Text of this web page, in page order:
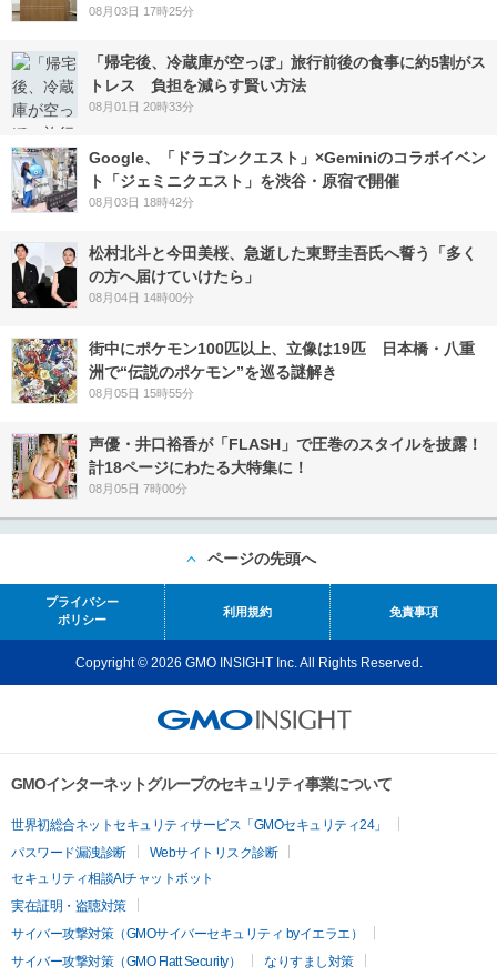
08月03日 17時25分
「帰宅後、冷蔵庫が空っぽ」旅行前後の食事に約5割がス
トレス 負担を減らす賢い方法
08月01日 20時33分
Google、「ドラゴンクエスト」×Geminiのコラボイベン
ト「ジェミニクエスト」を渋谷・原宿で開催
08月03日 18時42分
松村北斗と今田美桜、急逝した東野圭吾氏へ誓う「多く
の方へ届けていけたら」
08月04日 14時00分
街中にポケモン100匹以上、立像は19匹 日本橋・八重
洲で“伝説のポケモン”を巡る謎解き
08月05日 15時55分
声優・井口裕香が「FLASH」で圧巻のスタイルを披露！
計18ページにわたる大特集に！
08月05日 7時00分
ページの先頭へ
プライバシー
ポリシー
利用規約 免責事項
Copyright © 2026 GMO INSIGHT Inc. All Rights Reserved.
GMOインターネットグループのセキュリティ事業について
世界初総合ネットセキュリティサービス「GMOセキュリティ24」
パスワード漏洩診断
Webサイトリスク診断
セキュリティ相談AIチャットボット
実在証明・盗聴対策
サイバー攻撃対策（GMOサイバーセキュリティ byイエラエ）
サイバー攻撃対策（GMO Flatt Security）
なりすまし対策